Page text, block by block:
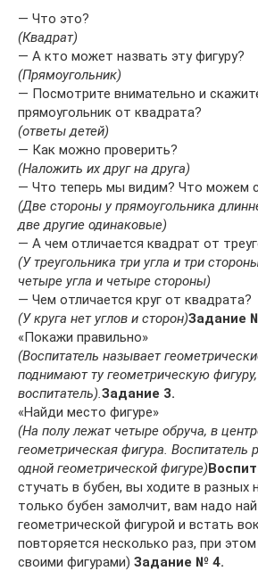
— Что это?
(Квадрат)
— А кто может назвать эту фигуру?
(Прямоугольник)
— Посмотрите внимательно и
прямоугольник от квадрата?
(ответы детей)
— Как можно проверить?
(Наложить их друг на друга)
— Что теперь мы видим? Что можем
(Две стороны у прямоугольника
две другие одинаковые)
— А чем отличается квадрат от
(У треугольника три угла и три
четыре угла и четыре стороны)
— Чем отличается круг от квадрата?
(У круга нет углов и сторон)Задание
«Покажи правильно»
(Воспитатель называет
поднимают ту геометрическую
воспитатель).Задание 3.
«Найди место фигуре»
(На полу лежат четыре обруча, в
геометрическая фигура. Воспитатель
одной геометрической фигуре)
стучать в бубен, вы ходите в разных
только бубен замолчит, вам надо
геометрической фигурой и встать
повторяется несколько раз, при
своими фигурами) Задание № 4.